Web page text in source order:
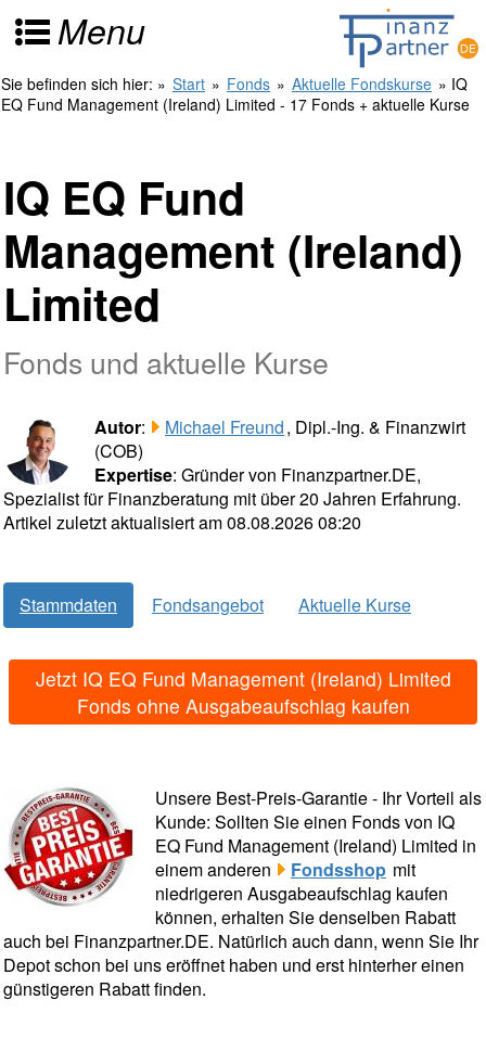
Menu
Sie befinden sich hier: » Start » Fonds » Aktuelle Fondskurse » IQ
EQ Fund Management (Ireland) Limited - 17 Fonds + aktuelle Kurse
IQ EQ Fund
Management (Ireland)
Limited
Fonds und aktuelle Kurse
Autor: Michael Freund, Dipl.-Ing. & Finanzwirt
(COB)
Expertise: Gründer von Finanzpartner.DE,
Spezialist für Finanzberatung mit über 20 Jahren Erfahrung.
Artikel zuletzt aktualisiert am 08.08.2026 08:20
Stammdaten Fondsangebot Aktuelle Kurse
Jetzt IQ EQ Fund Management (Ireland) Limited
Fonds ohne Ausgabeaufschlag kaufen
Unsere Best-Preis-Garantie - Ihr Vorteil als
Kunde: Sollten Sie einen Fonds von IQ
EQ Fund Management (Ireland) Limited in
einem anderen
Fondsshop mit
niedrigeren Ausgabeaufschlag kaufen
können, erhalten Sie denselben Rabatt
auch bei Finanzpartner.DE. Natürlich auch dann, wenn Sie Ihr
Depot schon bei uns eröffnet haben und erst hinterher einen
günstigeren Rabatt finden.